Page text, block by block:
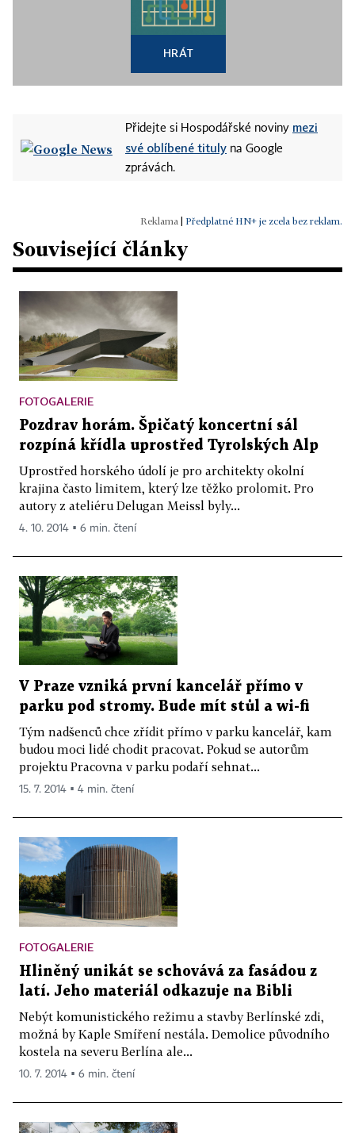
HRÁT
Přidejte si Hospodářské noviny mezi
své oblíbené tituly na Google
zprávách.
Předplatné HN+ je zcela bez reklam.
Související články
FOTOGALERIE
Pozdrav horám. Špičatý koncertní sál
rozpíná křídla uprostřed Tyrolských Alp
Uprostřed horského údolí je pro architekty okolní
krajina často limitem, který lze těžko prolomit. Pro
autory z ateliéru Delugan Meissl byly...
4. 10. 2014 ▪ 6 min. čtení
V Praze vzniká první kancelář přímo v
parku pod stromy. Bude mít stůl a wi-fi
Tým nadšenců chce zřídit přímo v parku kancelář, kam
budou moci lidé chodit pracovat. Pokud se autorům
projektu Pracovna v parku podaří sehnat...
15. 7. 2014 ▪ 4 min. čtení
FOTOGALERIE
Hliněný unikát se schovává za fasádou z
latí. Jeho materiál odkazuje na Bibli
Nebýt komunistického režimu a stavby Berlínské zdi,
možná by Kaple Smíření nestála. Demolice původního
kostela na severu Berlína ale...
10. 7. 2014 ▪ 6 min. čtení